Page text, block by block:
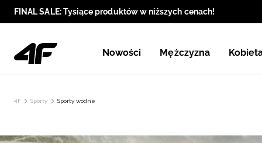
FINAL SALE: Tysiące produktów w niższych cenach!
Nowości Mężczyzna
4F Sporty Sporty wodne